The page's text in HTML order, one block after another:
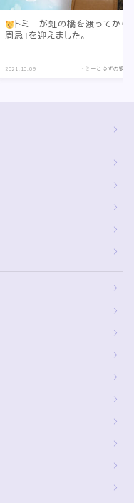
トミーが虹の橋を渡ってから
周忌」を迎えました。
2021.10.09 トミーとゆずの観察